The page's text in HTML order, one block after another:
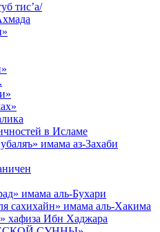
тис’а/
в Исламе
имама аз-Захаби
имама аль-Бухари
сахихайн» имама аль-Хакима
хафиза Ибн Хаджара